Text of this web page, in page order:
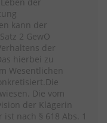
kann der
2 GewO
der
hierbei zu
Wesentlichen
Die vom
der Klägerin
nach § 618 Abs. 1